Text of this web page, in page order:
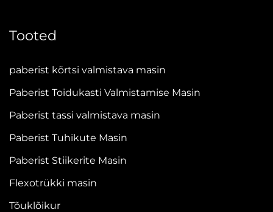
Tooted
paberist kõrtsi valmistava masin
Paberist Toidukasti Valmistamise Masin
Paberist tassi valmistava masin
Paberist Tuhikute Masin
Paberist Stiikerite Masin
Flexotrükki masin
Tõuklõikur